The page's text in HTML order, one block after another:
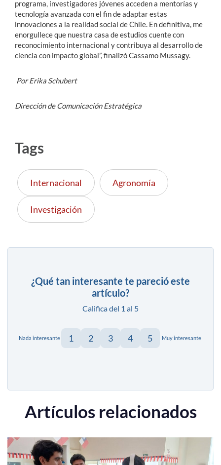
programa, investigadores jóvenes acceden a mentorías y
tecnología avanzada con el fin de adaptar estas
innovaciones a la realidad social de Chile. En definitiva, me
enorgullece que nuestra casa de estudios cuente con
reconocimiento internacional y contribuya al desarrollo de
ciencia con impacto global”, finalizó Cassamo Mussagy.
Por Erika Schubert
Dirección de Comunicación Estratégica
Tags
Internacional Agronomía
Investigación
¿Qué tan interesante te pareció este
artículo?
Califica del 1 al 5
Nada interesante 1 2 3 4 5 Muy interesante
Artículos relacionados